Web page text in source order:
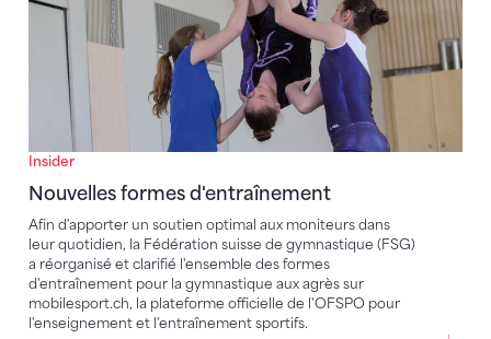
Insider
Nouvelles formes d'entraînement
Afin d'apporter un soutien optimal aux moniteurs dans
leur quotidien, la Fédération suisse de gymnastique (FSG)
a réorganisé et clarifié l'ensemble des formes
d'entraînement pour la gymnastique aux agrès sur
mobilesport.ch, la plateforme officielle de l'OFSPO pour
l'enseignement et l'entraînement sportifs.